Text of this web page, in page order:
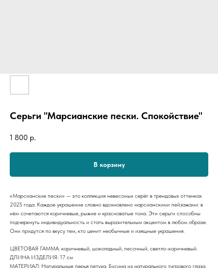
Серьги "Марсианские пески. Спокойствие"
1 800 р.
В корзину
«Марсианские пески» — это коллекция невесомых серёг в трендовых оттенках
2025 года. Каждое украшение словно вдохновлено марсианскими пейзажами: в
нём сочетаются коричневые, рыжие и красноватые тона. Эти серьги способны
подчеркнуть индивидуальность и стать выразительным акцентом в любом образе.
Они придутся по вкусу тем, кто ценит необычные и изящные украшения.
ЦВЕТОВАЯ ГАММА: коричневый, шоколадный, песочный, светло-коричневый.
ДЛИНА ИЗДЕЛИЯ: 17 см
МАТЕРИАЛ: Натуральные перья петуха. Бусина из натурального тигрового глаза.